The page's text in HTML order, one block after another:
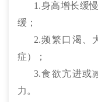
1.身高增长缓
缓；
2.频繁口渴、
症）；
3.食欲亢进或
力。